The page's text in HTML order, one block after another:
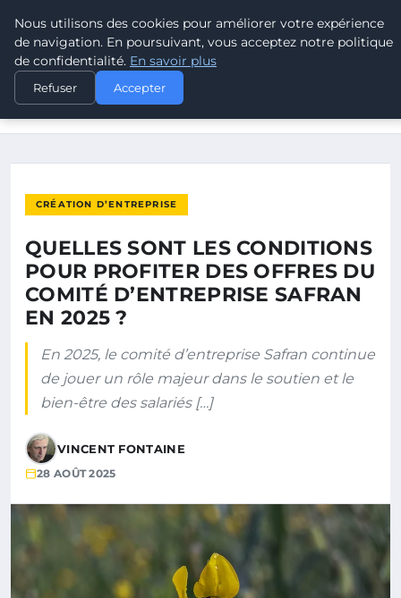
POUVOIR OUVRIER
ACCUEIL
QUELLES SONT LES CONDITIONS POUR PROFITER DES OFFRES
CRÉATION D’ENTREPRISE
QUELLES SONT LES CONDITIONS
POUR PROFITER DES OFFRES DU
COMITÉ D’ENTREPRISE SAFRAN
EN 2025 ?
En 2025, le comité d’entreprise Safran continue
de jouer un rôle majeur dans le soutien et le
bien-être des salariés […]
VINCENT FONTAINE
28 AOÛT 2025
Nous utilisons des cookies pour améliorer votre expérience
de navigation. En poursuivant, vous acceptez notre politique
de confidentialité. En savoir plus
Refuser Accepter